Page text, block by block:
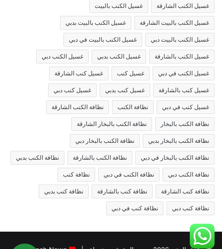
غسيل الكنب الشارقة غسيل الكنب بالبيت
غسيل الكنب بالبيت الشارقة غسيل الكنب بالبيت بدبي
غسيل الكنب بالبيت دبي غسيل الكنب بالبيت في دبي
غسيل الكنب بالشارقة غسيل الكنب بدبي غسيل الكنب دبي
غسيل الكنب في دبي غسيل كنب غسيل كنب الشارقة
غسيل كنب بالشارقة غسيل كنب بدبي غسيل كنب دبي
غسيل كنب في دبي نظافة الكنب نظافة الكنب الشارقة
نظافة الكنب بالبخار نظافة الكنب بالبخار الشارقة
نظافة الكنب بالبخار بدبي نظافة الكنب بالبخار دبي
نظافة الكنب بالبخار في دبي نظافة الكنب بالشارقة نظافة الكنب بدبي
نظافة الكنب دبي نظافة الكنب في دبي نظافة كنب
نظافة كنب الشارقة نظافة كنب بالشارقة نظافة كنب بدبي
نظافة كنب دبي نظافة كنب في دبي